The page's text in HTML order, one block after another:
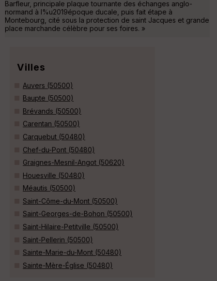
Barfleur, principale plaque tournante des échanges anglo-
normand à l%u2019époque ducale, puis fait étape à
Montebourg, cité sous la protection de saint Jacques et grande
place marchande célèbre pour ses foires. »
Villes
Auvers (50500)
Baupte (50500)
Brévands (50500)
Carentan (50500)
Carquebut (50480)
Chef-du-Pont (50480)
Graignes-Mesnil-Angot (50620)
Houesville (50480)
Méautis (50500)
Saint-Côme-du-Mont (50500)
Saint-Georges-de-Bohon (50500)
Saint-Hilaire-Petitville (50500)
Saint-Pellerin (50500)
Sainte-Marie-du-Mont (50480)
Sainte-Mère-Église (50480)